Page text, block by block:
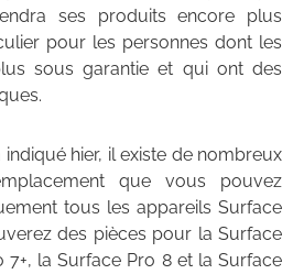
ses produits encore plus
pour les personnes dont les
sous garantie et qui ont des
indiqué hier, il existe de nombreux
que vous pouvez
tous les appareils Surface
des pièces pour la Surface
7+, la Surface Pro 8 et la Surface